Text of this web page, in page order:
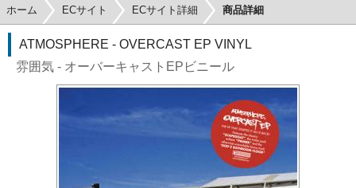
ホーム ECサイト ECサイト詳細 商品詳細
ATMOSPHERE - OVERCAST EP VINYL
雰囲気 - オーバーキャストEPビニール